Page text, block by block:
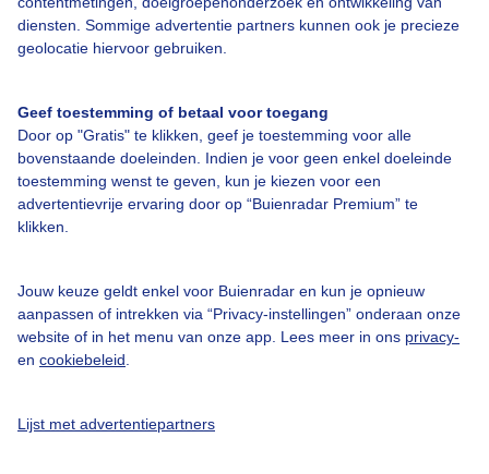
diensten. Sommige advertentie partners kunnen ook je precieze
geolocatie hiervoor gebruiken.
Geef toestemming of betaal voor toegang
Door op "Gratis" te klikken, geef je toestemming voor alle
bovenstaande doeleinden. Indien je voor geen enkel doeleinde
toestemming wenst te geven, kun je kiezen voor een
advertentievrije ervaring door op “Buienradar Premium” te
klikken.
Jouw keuze geldt enkel voor Buienradar en kun je opnieuw
aanpassen of intrekken via “Privacy-instellingen” onderaan onze
website of in het menu van onze app. Lees meer in ons privacy-
en cookiebeleid
Lijst met advertentiepartners
Bedrijfsgegevens
Veelgestelde vragen
Contact
Adverteren
Buienradar Team
Cookie beleid